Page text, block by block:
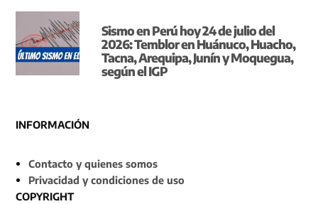
Sismo en Perú hoy 24 de julio del
2026: Temblor en Huánuco, Huacho,
Tacna, Arequipa, Junín y Moquegua,
según el IGP
INFORMACIÓN
Contacto y quienes somos
Privacidad y condiciones de uso
COPYRIGHT